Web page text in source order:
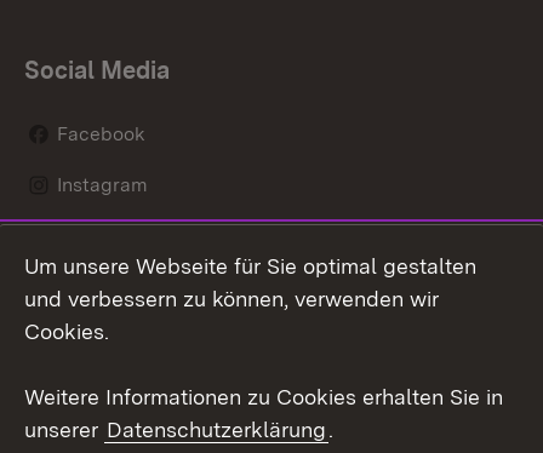
Social Media
Facebook
Instagram
Mastodon
Youtube
Kontakt
Datenschutz
Um unsere Webseite für Sie optimal gestalten
und verbessern zu können, verwenden wir
Cookies.
Weitere Informationen zu Cookies erhalten Sie in
unserer Datenschutzerklärung.